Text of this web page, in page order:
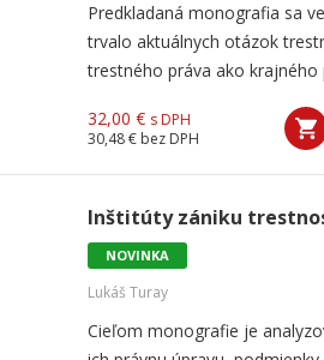
Predkladaná monografia sa
trvalo aktuálnych otázok
trestného práva ako krajného
32,00 € s DPH
30,48 € bez DPH
Inštitúty zániku
NOVINKA
Lukáš Turay
Cieľom monografie je